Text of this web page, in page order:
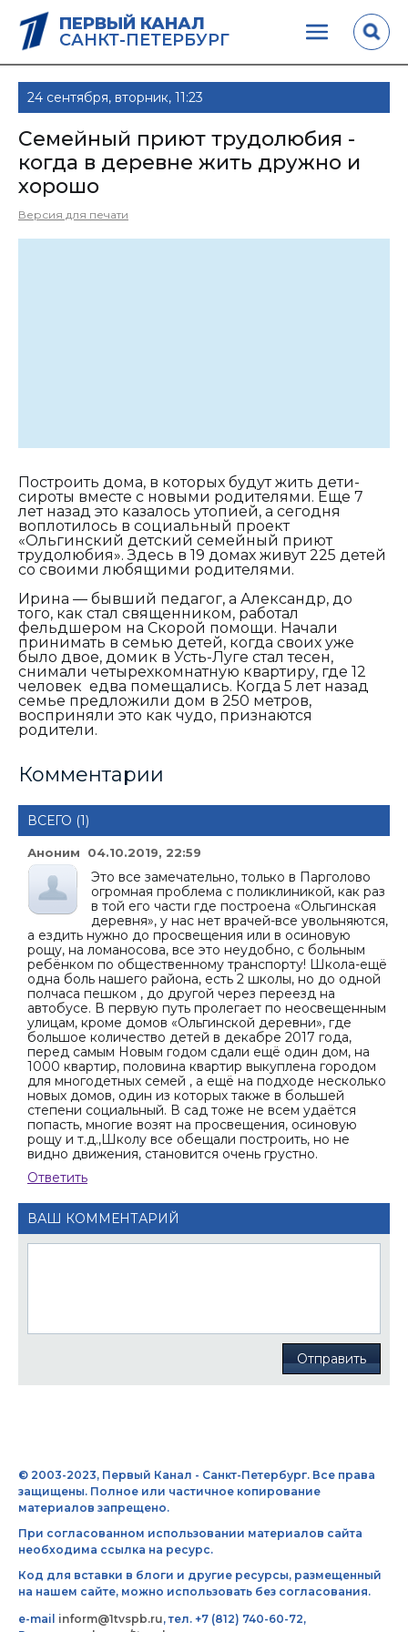
ПЕРВЫЙ КАНАЛ
САНКТ-ПЕТЕРБУРГ
24 сентября, вторник, 11:23
Семейный приют трудолюбия -
когда в деревне жить дружно и
хорошо
Версия для печати
Построить дома, в которых будут жить дети-
сироты вместе с новыми родителями. Еще 7
лет назад это казалось утопией, а сегодня
воплотилось в социальный проект
«Ольгинский детский семейный приют
трудолюбия». Здесь в 19 домах живут 225 детей
со своими любящими родителями.
Ирина — бывший педагог, а Александр, до
того, как стал священником, работал
фельдшером на Скорой помощи. Начали
принимать в семью детей, когда своих уже
было двое, домик в Усть-Луге стал тесен,
снимали четырехкомнатную квартиру, где 12
человек едва помещались. Когда 5 лет назад
семье предложили дом в 250 метров,
восприняли это как чудо, признаются
родители.
Комментарии
ВСЕГО (1)
Аноним 04.10.2019, 22:59
Это все замечательно, только в Парголово
огромная проблема с поликлиникой, как раз
в той его части где построена «Ольгинская
деревня», у нас нет врачей-все увольняются,
а ездить нужно до просвещения или в осиновую
рощу, на ломаносова, все это неудобно, с больным
ребёнком по общественному транспорту! Школа-ещё
одна боль нашего района, есть 2 школы, но до одной
полчаса пешком , до другой через переезд на
автобусе. В первую путь пролегает по неосвещенным
улицам, кроме домов «Ольгинской деревни», где
большое количество детей в декабре 2017 года,
перед самым Новым годом сдали ещё один дом, на
1000 квартир, половина квартир выкуплена городом
для многодетных семей , а ещё на подходе несколько
новых домов, один из которых также в большей
степени социальный. В сад тоже не всем удаётся
попасть, многие возят на просвещения, осиновую
рощу и т.д.,Школу все обещали построить, но не
видно движения, становится очень грустно.
Ответить
ВАШ КОММЕНТАРИЙ
Отправить
© 2003-2023, Первый Канал - Санкт-Петербург. Все права
защищены. Полное или частичное копирование
материалов запрещено.
При согласованном использовании материалов сайта
необходима ссылка на ресурс.
Код для вставки в блоги и другие ресурсы, размещенный
на нашем сайте, можно использовать без согласования.
e-mail inform@1tvspb.ru, тел. +7 (812) 740-60-72,